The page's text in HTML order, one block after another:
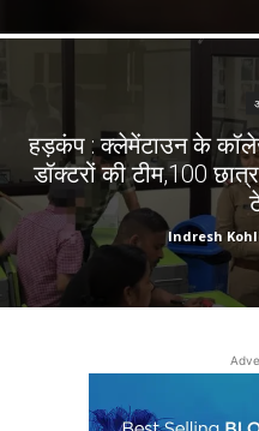
हड़कंप : क्लेमेंटाउन के
डॉक्टरों की टीम,100
Indresh